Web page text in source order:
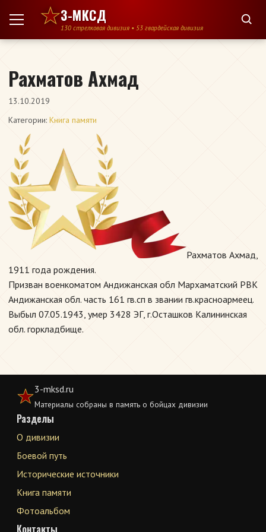
Перейти к содержимому
3-МКСД
130 стрелковая дивизия • 53 гвардейская дивизия
Рахматов Ахмад
13.10.2019
Категории: Книга памяти
Рахматов Ахмад,
1911 года рождения.
Призван военкоматом Андижанская обл Мархаматский РВК
Андижанская обл. часть 161 гв.сп в звании гв.красноармеец.
Выбыл 07.05.1943, умер 3428 ЭГ, г.Осташков Калининская
обл. горкладбище.
3-mksd.ru
Материалы собраны в память о бойцах дивизии
Разделы
О дивизии
Боевой путь
Исторические источники
Книга памяти
Фотоальбом
Контакты